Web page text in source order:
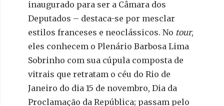
inaugurado para ser a Câmara dos
Deputados – destaca-se por mesclar
estilos franceses e neoclássicos. No tour,
eles conhecem o Plenário Barbosa Lima
Sobrinho com sua cúpula composta de
vitrais que retratam o céu do Rio de
Janeiro do dia 15 de novembro, Dia da
Proclamação da República; passam pelo